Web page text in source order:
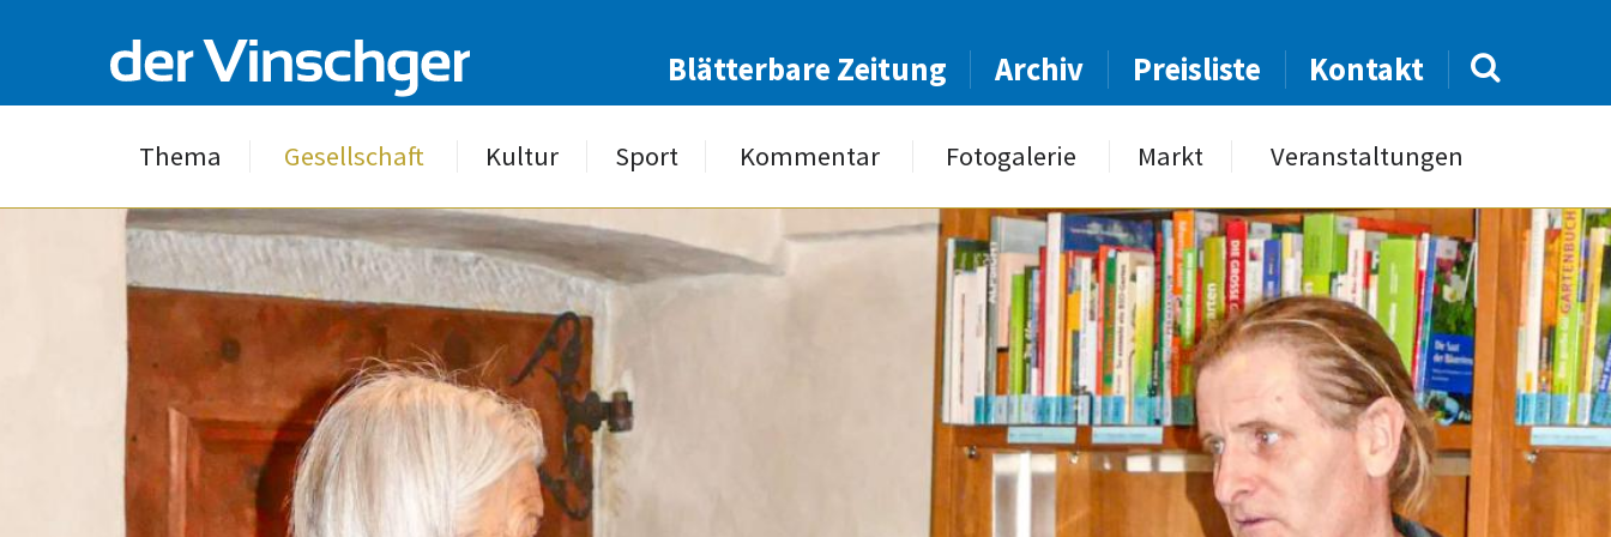
Blätterbare Zeitung Archiv Preisliste Kontakt
Thema Gesellschaft Kultur Sport Kommentar Fotogalerie Markt Veranstaltungen